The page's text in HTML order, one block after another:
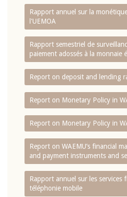
Rapport annuel sur la
l'UEMOA
Rapport semestriel de
paiement adossés à la monnaie
Report on deposit and lending
Report on Monetary Policy in
Report on Monetary Policy in
Report on WAEMU’s financial
and payment instruments and
Rapport annuel sur les services
téléphonie mobile